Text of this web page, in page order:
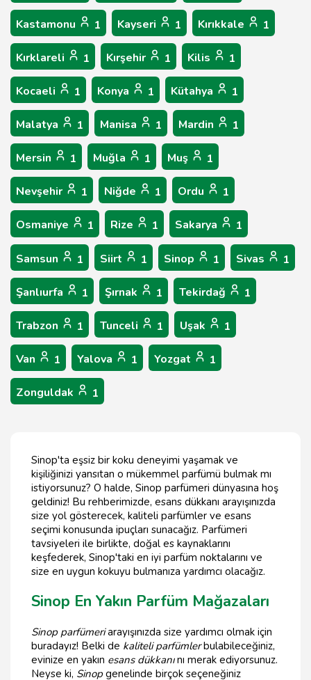
Kastamonu 1 Kayseri 1 Kırıkkale 1
Kırklareli 1 Kırşehir 1 Kilis 1
Kocaeli 1 Konya 1 Kütahya 1
Malatya 1 Manisa 1 Mardin 1
Mersin 1 Muğla 1 Muş 1
Nevşehir 1 Niğde 1 Ordu 1
Osmaniye 1 Rize 1 Sakarya 1
Samsun 1 Siirt 1 Sinop 1 Sivas 1
Şanlıurfa 1 Şırnak 1 Tekirdağ 1
Trabzon 1 Tunceli 1 Uşak 1
Van 1 Yalova 1 Yozgat 1
Zonguldak 1
Sinop'ta eşsiz bir koku deneyimi yaşamak ve
kişiliğinizi yansıtan o mükemmel parfümü bulmak mı
istiyorsunuz? O halde, Sinop parfümeri dünyasına hoş
geldiniz! Bu rehberimizde, esans dükkanı arayışınızda
size yol gösterecek, kaliteli parfümler ve esans
seçimi konusunda ipuçları sunacağız. Parfümeri
tavsiyeleri ile birlikte, doğal es kaynaklarını
keşfederek, Sinop'taki en iyi parfüm noktalarını ve
size en uygun kokuyu bulmanıza yardımcı olacağız.
Sinop En Yakın Parfüm Mağazaları
Sinop parfümeriarayışınızda size yardımcı olmak için
buradayız! Belki de kaliteli parfümlerbulabileceğiniz,
evinize en yakın esans dükkanını merak ediyorsunuz.
Neyse ki, Sinopgenelinde birçok seçeneğiniz